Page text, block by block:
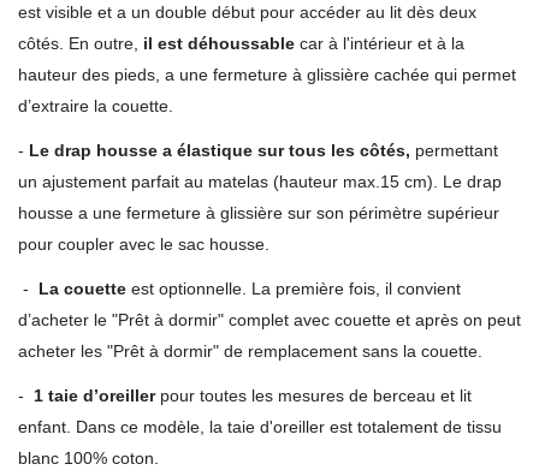
est visible et a un double début pour accéder au lit dès deux
côtés. En outre, il est déhoussable car à l'intérieur et à la
hauteur des pieds, a une fermeture à glissière cachée qui permet
d’extraire la couette.
- Le drap housse a élastique sur tous les côtés, permettant
un ajustement parfait au matelas (hauteur max.15 cm). Le drap
housse a une fermeture à glissière sur son périmètre supérieur
pour coupler avec le sac housse.
- La couette est optionnelle. La première fois, il convient
d’acheter le "Prêt à dormir" complet avec couette et après on peut
acheter les "Prêt à dormir" de remplacement sans la couette.
- 1 taie d’oreiller pour toutes les mesures de berceau et lit
enfant. Dans ce modèle, la taie d'oreiller est totalement de tissu
blanc 100% coton.